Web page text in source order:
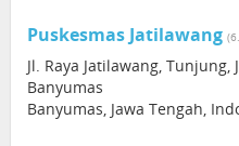
Puskesmas Jatilawang
Jl. Raya Jatilawang,
Banyumas
Banyumas, Jawa Tengah,